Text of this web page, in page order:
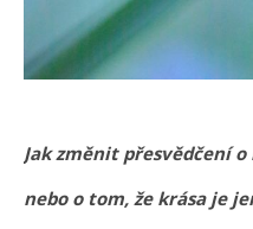
Jak změnit přesvědčení
nebo o tom, že krása je